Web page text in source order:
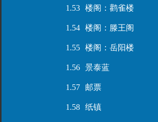
1.53 楼阁：鹳雀楼
1.54 楼阁：滕王阁
1.55 楼阁：岳阳楼
1.56 景泰蓝
1.57 邮票
1.58 纸镇